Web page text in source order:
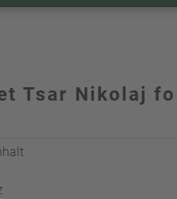
Tsar Nikolaj